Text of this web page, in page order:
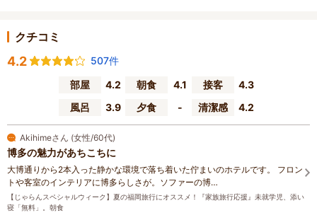
クチコミ
4.2
507件
部屋
4.2 朝食 4.1 接客
4.3
風呂
3.9 夕食 - 清潔感 4.2
Akihimeさん (女性/60代)
博多の魅力があちこちに
大博通りから2本入った静かな環境で落ち着いた佇まいのホテルです。 フロン
トや客室のインテリアに博多らしさが。ソファーの博…
【じゃらんスペシャルウィーク】夏の福岡旅行にオススメ！『家族旅行応援』未就学児、添い
寝「無料」。朝食